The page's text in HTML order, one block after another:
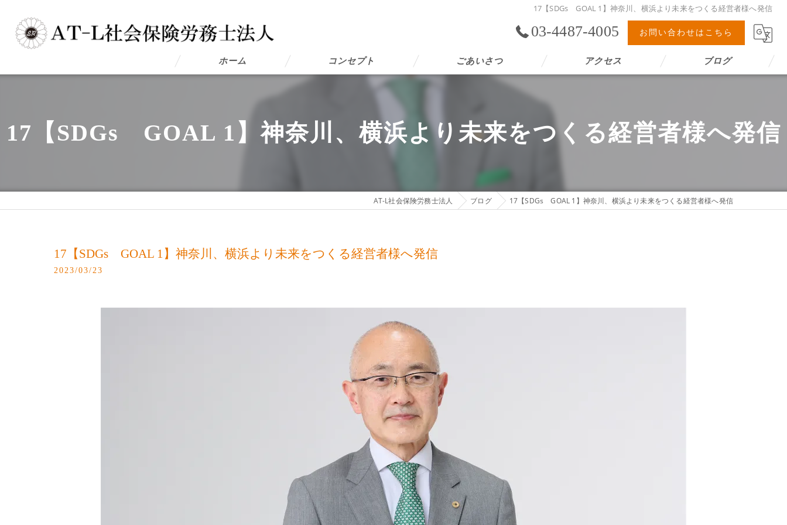
17【SDGs GOAL 1】神奈川、横浜より未来をつくる経営者様へ発信
03-4487-4005 お問い合わせはこちら
ホーム コンセプト ごあいさつ アクセス ブログ
17【SDGs GOAL 1】神奈川、横浜より未来をつくる経営者様へ発信
AT-L社会保険労務士法人 ブログ 17【SDGs GOAL 1】神奈川、横浜より未来をつくる経営者様へ発信
17【SDGs GOAL 1】神奈川、横浜より未来をつくる経営者様へ発信
2023/03/23